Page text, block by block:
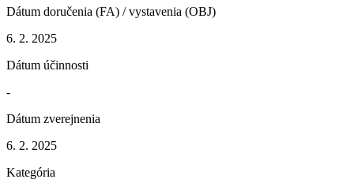
Dátum doručenia (FA) / vystavenia (OBJ)
6. 2. 2025
Dátum účinnosti
-
Dátum zverejnenia
6. 2. 2025
Kategória